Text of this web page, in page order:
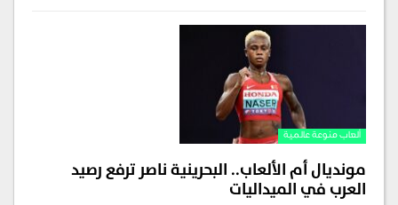
ألعاب منوعة عالمية
مونديال أم الألعاب.. البحرينية ناصر ترفع رصيد
العرب في الميداليات